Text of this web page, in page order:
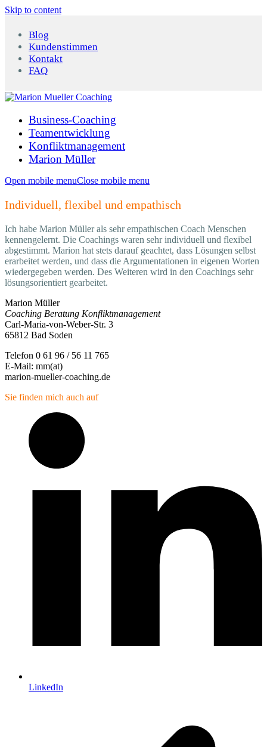
Skip to content
Blog
Kundenstimmen
Kontakt
FAQ
Business-Coaching
Teamentwicklung
Konfliktmanagement
Marion Müller
Open mobile menuClose mobile menu
Individuell, flexibel und empathisch
Ich habe Marion Müller als sehr empathischen Coach Menschen
kennengelernt. Die Coachings waren sehr individuell und flexibel
abgestimmt. Marion hat stets darauf geachtet, dass Lösungen selbst
erarbeitet werden, und dass die Argumentationen in eigenen Worten
wiedergegeben werden. Des Weiteren wird in den Coachings sehr
lösungsorientiert gearbeitet.
Marion Müller
Coaching Beratung Konfliktmanagement
Carl-Maria-von-Weber-Str. 3
65812 Bad Soden
Telefon 0 61 96 / 56 11 765
E-Mail: mm(at)
marion-mueller-coaching.de
Sie finden mich auch auf
LinkedIn